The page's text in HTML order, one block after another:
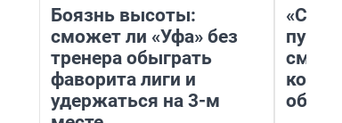
Боязнь высоты:
сможет ли «Уфа» без
тренера обыграть
фаворита лиги и
удержаться на 3-м